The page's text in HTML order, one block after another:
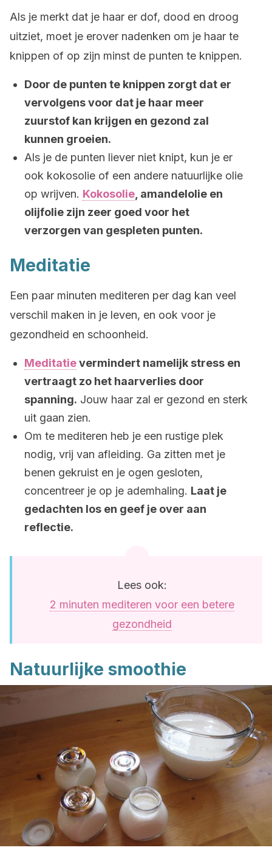
Als je merkt dat je haar er dof, dood en droog
uitziet, moet je erover nadenken om je haar te
knippen of op zijn minst de punten te knippen.
Door de punten te knippen zorgt dat er
vervolgens voor dat je haar meer
zuurstof kan krijgen en gezond zal
kunnen groeien.
Als je de punten liever niet knipt, kun je er
ook kokosolie of een andere natuurlijke olie
op wrijven. Kokosolie , amandelolie en
olijfolie zijn zeer goed voor het
verzorgen van gespleten punten.
Meditatie
Een paar minuten mediteren per dag kan veel
verschil maken in je leven, en ook voor je
gezondheid en schoonheid.
Meditatievermindert namelijk stress en
vertraagt zo het haarverlies door
spanning. Jouw haar zal er gezond en sterk
uit gaan zien.
Om te mediteren heb je een rustige plek
nodig, vrij van afleiding. Ga zitten met je
benen gekruist en je ogen gesloten,
concentreer je op je ademhaling. Laat je
gedachten los en geef je over aan
reflectie.
Lees ook:
2 minuten mediteren voor een betere
gezondheid
Natuurlijke smoothie